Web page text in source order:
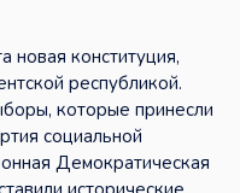
новая конституция,
республикой.
которые принесли
социальной
Демократическая